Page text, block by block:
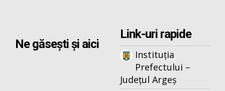
Ne găsești și aici
Link-uri rapide
Instituția
Prefectului –
Județul Argeș